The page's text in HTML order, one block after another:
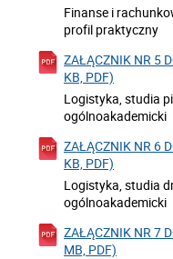
Finanse i
profil praktyczny
ZAŁĄCZNIK NR 5
KB, PDF)
Logistyka, studia
ogólnoakademicki
ZAŁĄCZNIK NR 6
KB, PDF)
Logistyka, studia
ogólnoakademicki
ZAŁĄCZNIK NR 7
MB, PDF)